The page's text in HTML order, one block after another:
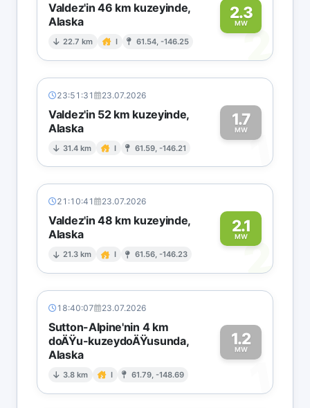
Valdez'in 46 km kuzeyinde,
Alaska
22.7 km I 61.54, -146.25
2.3
MW
2
23:51:31 23.07.2026
Valdez'in 52 km kuzeyinde,
Alaska
31.4 km I 61.59, -146.21
1.7
MW1
21:10:41 23.07.2026
Valdez'in 48 km kuzeyinde,
Alaska
21.3 km I 61.56, -146.23
2.1
MW2
18:40:07 23.07.2026
Sutton-Alpine'nin 4 km
doÄŸu-kuzeydoÄŸusunda,
Alaska
3.8 km I 61.79, -148.69
1.2
MW
1